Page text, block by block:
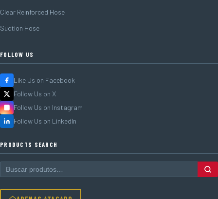
Clear Reinforced Hose
Suction Hose
FOLLOW US
Like Us on Facebook
Follow Us on X
Follow Us on Instagram
Follow Us on LinkedIn
PRODUCTS SEARCH